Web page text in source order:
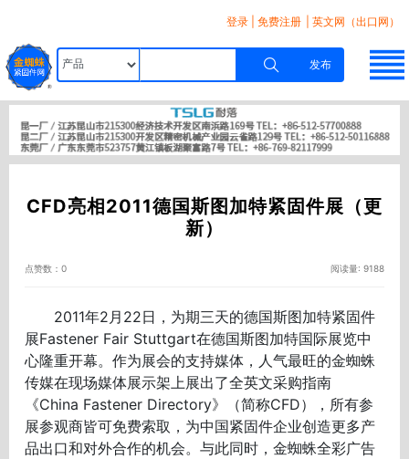
登录 免费注册 | 英文网（出口网）
发布
CFD亮相2011德国斯图加特紧固件展（更
新）
点赞数：0 阅读量: 9188
2011年2月22日，为期三天的德国斯图加特紧固件
展Fastener Fair Stuttgart在德国斯图加特国际展览中
心隆重开幕。作为展会的支持媒体，人气最旺的金蜘蛛
传媒在现场媒体展示架上展出了全英文采购指南
《China Fastener Directory》（简称CFD），所有参
展参观商皆可免费索取，为中国紧固件企业创造更多产
品出口和对外合作的机会。与此同时，金蜘蛛全彩广告